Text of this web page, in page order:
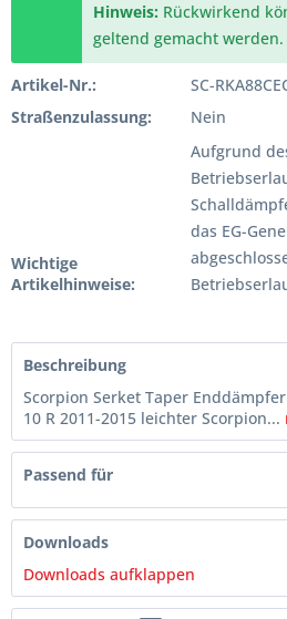
Hinweis: Rückwirkend
geltend gemacht werden.
Artikel-Nr.:
SC-
Straßenzulassung:
Nein
Wichtige
Artikelhinweise:
Aufgrund
das EG-
Beschreibung
Scorpion Serket Taper
10 R 2011-2015 leichter Scorpion...
Passend für
Downloads
Downloads aufklappen